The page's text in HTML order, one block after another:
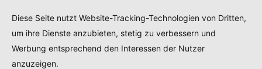
Kontakt|Impressum|Datenschutz|AGB
Diese Seite nutzt Website-Tracking-Technologien von Dritten,
um ihre Dienste anzubieten, stetig zu verbessern und
Werbung entsprechend den Interessen der Nutzer
anzuzeigen.